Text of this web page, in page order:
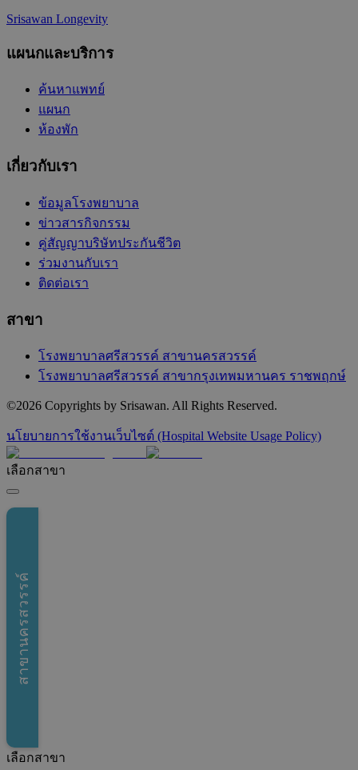
Srisawan Longevity
แผนกและบริการ
ค้นหาแพทย์
แผนก
ห้องพัก
เกี่ยวกับเรา
ข้อมูลโรงพยาบาล
ข่าวสารกิจกรรม
คู่สัญญาบริษัทประกันชีวิต
ร่วมงานกับเรา
ติดต่อเรา
สาขา
โรงพยาบาลศรีสวรรค์ สาขานครสวรรค์
โรงพยาบาลศรีสวรรค์ สาขากรุงเทพมหานคร ราชพฤกษ์
©2026 Copyrights by Srisawan. All Rights Reserved.
นโยบายการใช้งานเว็บไซต์ (Hospital Website Usage Policy)
เลือกสาขา
สาขานครสวรรค์
เลือกสาขา